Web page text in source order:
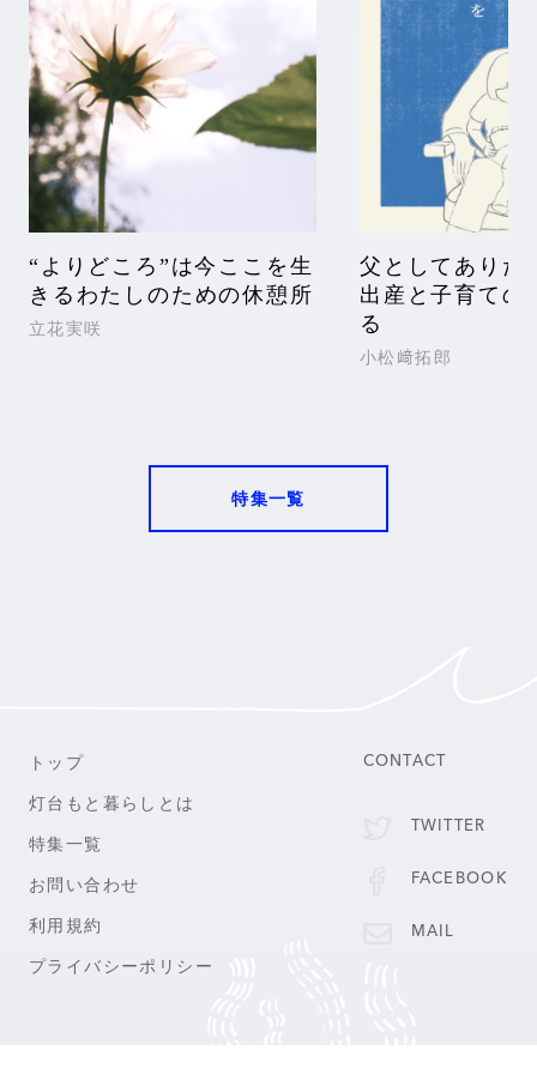
“よりどころ”は今ここを生
きるわたしのための休憩所
立花実咲
父としてありた
出産と子育ての
る
小松﨑拓郎
特集一覧
トップ
灯台もと暮らしとは
特集一覧
お問い合わせ
利用規約
プライバシーポリシー
CONTACT
TWITTER
FACEBOOK
MAIL